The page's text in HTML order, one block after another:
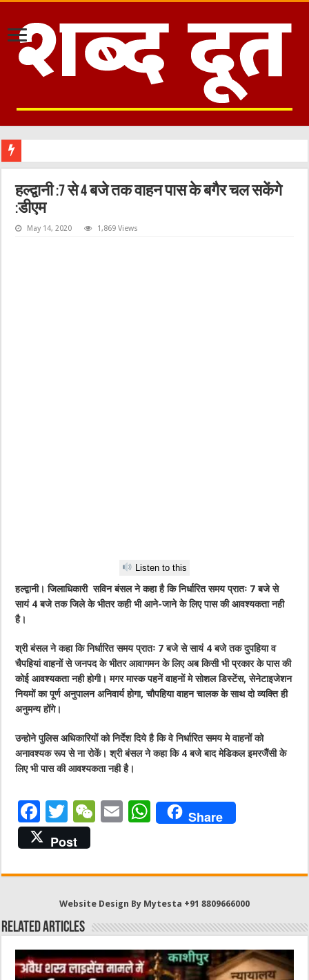
हल्द्वानी :7 से 4 बजे तक वाहन पास के बगैर चल सकेंगे
:डीएम
May 14, 2020 1,869 Views
Listen to this
हल्द्वानी। जिलाधिकारी सविन बंसल ने कहा है कि निर्धारित समय प्रातः 7 बजे से
सायं 4 बजे तक जिले के भीतर कही भी आने-जाने के लिए पास की आवश्यकता नही
है।
श्री बंसल ने कहा कि निर्धारित समय प्रातः 7 बजे से सायं 4 बजे तक दुपहिया व
चैपहियां वाहनों से जनपद के भीतर आवागमन के लिए अब किसी भी प्रकार के पास की
कोई आवश्यकता नही होगी। मगर मास्क पहनें वाहनों मे सोशल डिस्टेंस, सेनेटाइजेशन
नियमों का पूर्ण अनुपालन अनिवार्य होगा, चौपहिया वाहन चालक के साथ दो व्यक्ति ही
अनुमन्य होंगे।
उन्होने पुलिस अधिकारियों को निर्देश दिये है कि वे निर्धारित समय मे वाहनों को
अनावश्यक रूप से ना रोकें। श्री बंसल ने कहा कि 4 बजे बाद मेडिकल इमरजैंसी के
लिए भी पास की आवश्यकता नही है।
F
a
c
e
o
o
k
T
w
it
te
r
W
h
at
E
l
W
s
A
p
p
Share
Post
Website Design By Mytesta +91 8809666000
Related Articles